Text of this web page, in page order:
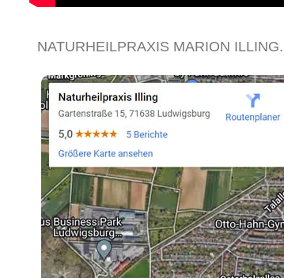
NATURHEILPRAXIS MARION ILLING.